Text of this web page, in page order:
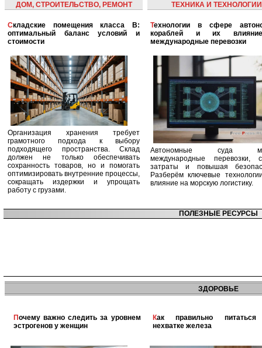
ДОМ, СТРОИТЕЛЬСТВО, РЕМОНТ
Складские помещения класса B:
оптимальный баланс условий и
стоимости
Организация хранения требует
грамотного подхода к выбору
подходящего пространства. Склад
должен не только обеспечивать
сохранность товаров, но и помогать
оптимизировать внутренние процессы,
сокращать издержки и упрощать
работу с грузами.
ТЕХНИКА И ТЕХНОЛОГИИ
Технологии в сфере автономных
кораблей и их
международные перевозки
Автономные суда
международные перевозки,
затраты и повышая
Разберём ключевые
влияние на морскую логистику.
ПОЛЕЗНЫЕ РЕСУРСЫ
ЗДОРОВЬЕ
Почему важно следить за уровнем
эстрогенов у женщин
Как правильно питаться при
нехватке железа